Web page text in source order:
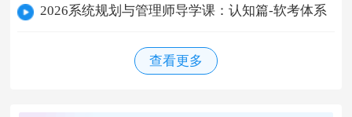
2026系统规划与管理师导学课：认知篇-软考体系
查看更多